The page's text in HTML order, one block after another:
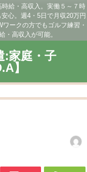
給・高収入。実働５～７時
心。週4・5日で月収20万円
ークの方でもゴルフ練習・
・高収入が可能。
:家庭・子
】